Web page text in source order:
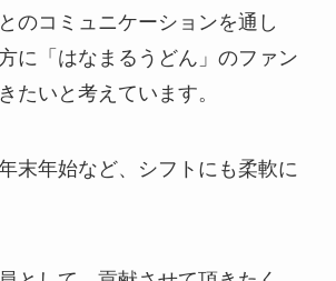
のコミュニケーションを通し
に「はなまるうどん」のファン
たいと考えています。
末年始など、シフトにも柔軟に